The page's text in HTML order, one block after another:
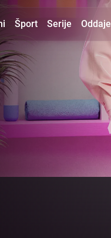
Šport Serije Oddaje